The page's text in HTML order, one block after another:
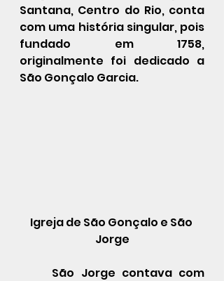
Santana, Centro do Rio, conta
com uma história singular, pois
fundado em 1758,
originalmente foi dedicado a
São Gonçalo Garcia.
Igreja de São Gonçalo e São
Jorge